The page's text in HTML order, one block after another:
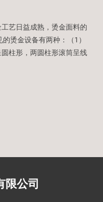
艺日益成熟，烫金面料的
烫金设备有两种：（1）
柱形，两圆柱形滚筒呈线
限公司